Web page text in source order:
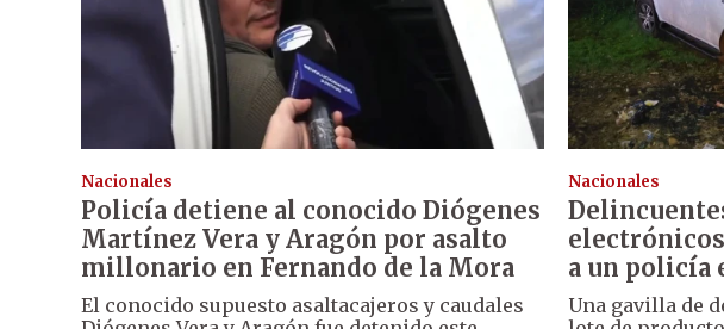
Nacionales
Policía detiene al conocido Diógenes
Martínez Vera y Aragón por asalto
millonario en Fernando de la Mora
El conocido supuesto asaltacajeros y caudales
Nacionales
a un policía
Una gavilla de